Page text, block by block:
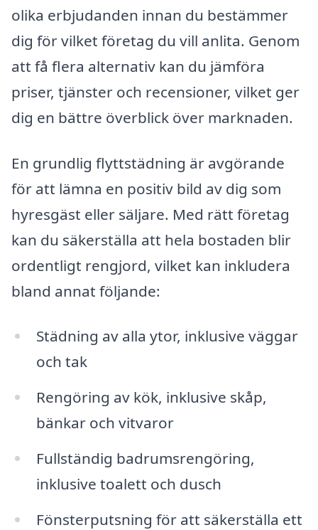
olika erbjudanden innan du bestämmer
dig för vilket företag du vill anlita. Genom
att få flera alternativ kan du jämföra
priser, tjänster och recensioner, vilket ger
dig en bättre överblick över marknaden.
En grundlig flyttstädning är avgörande
för att lämna en positiv bild av dig som
hyresgäst eller säljare. Med rätt företag
kan du säkerställa att hela bostaden blir
ordentligt rengjord, vilket kan inkludera
bland annat följande:
Städning av alla ytor, inklusive väggar
och tak
Rengöring av kök, inklusive skåp,
bänkar och vitvaror
Fullständig badrumsrengöring,
inklusive toalett och dusch
Fönsterputsning för att säkerställa ett